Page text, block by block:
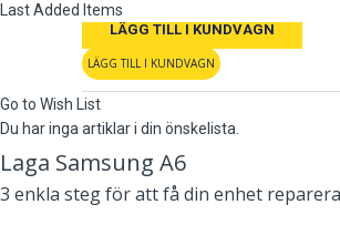
Last Added Items
LÄGG TILL I KUNDVAGN
LÄGG TILL I KUNDVAGN
Go to Wish List
Du har inga artiklar i din önskelista.
Laga Samsung A6
3 enkla steg för att få din enhet